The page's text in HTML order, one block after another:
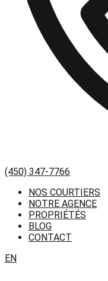
(450) 347-7766
NOS COURTIERS
NOTRE AGENCE
PROPRIÉTÉS
BLOG
CONTACT
EN